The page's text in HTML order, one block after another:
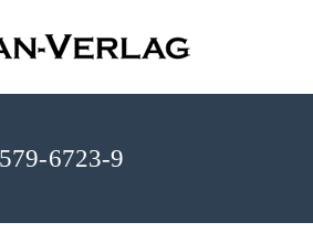
6723-9